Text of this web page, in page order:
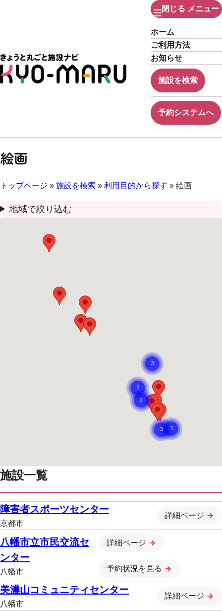
閉じる メニュー
ホーム
ご利用方法
お知らせ
施設を検索
予約システムへ
絵画
トップページ » 施設を検索 » 利用目的から探す » 絵画
地域で絞り込む
施設一覧
障害者スポーツセンター
京都市
詳細ページ
八幡市立市民交流セ
ンター
八幡市
詳細ページ
予約状況を見る
美濃山コミュニティセンター
八幡市
詳細ページ